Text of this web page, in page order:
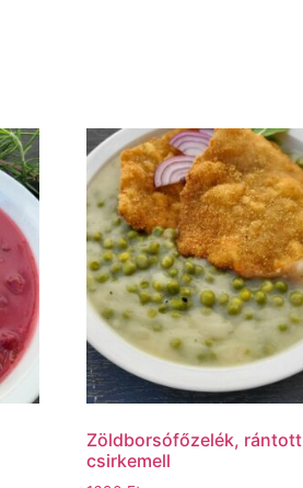
Zöldborsófőzelék, rántott
csirkemell